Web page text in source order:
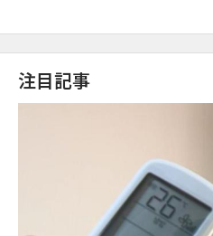
注目記事